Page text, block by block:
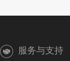
服务与支持